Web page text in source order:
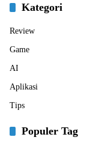
Kategori
Review
Game
AI
Aplikasi
Tips
Populer Tag